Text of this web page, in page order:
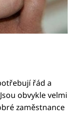
řád a
obvykle velmi
zaměstnance